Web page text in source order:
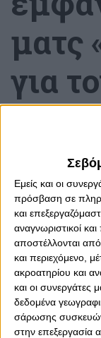
Εμείς και οι
πρόσβαση σε
και
αναγνωριστικοί
αποστέλλονται από
και περιεχόμενο,
ακροατηρίου και
και οι συνεργάτες
δεδομένα
σάρωσης συσκευών.
στην επεξεργασία
ματς
για
0 0